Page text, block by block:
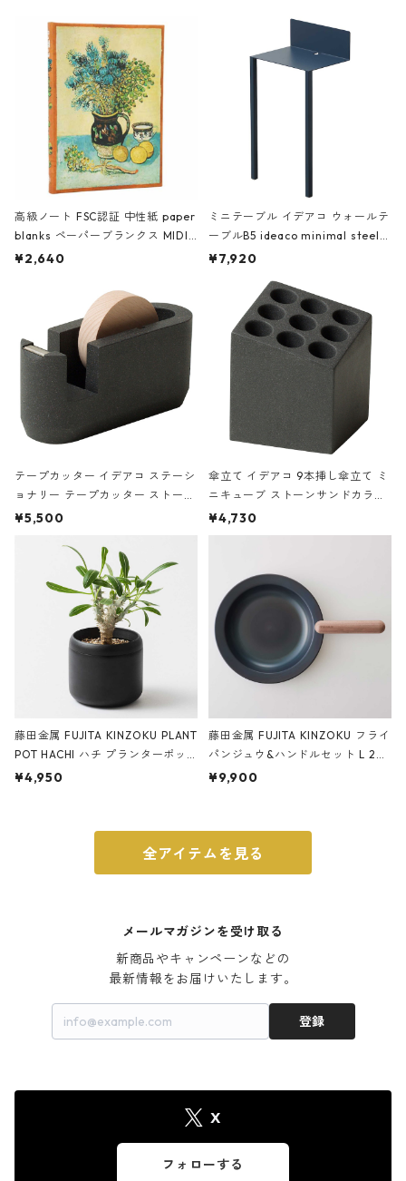
高級ノート FSC認証 中性紙 paper
blanks ペーパーブランクス MIDI
ハードカバー 罫線 ヴァン・ゴッホ
¥2,640
ミニテーブル イデアコ ウォールテ
ーブルB5 ideaco minimal steel f
urniture WALL Table B5 ネイビー
¥7,920
テープカッター イデアコ ステーシ
ョナリー テープカッター ストーン
サンドカラー 石調 ideaco Station
¥5,500
傘立て イデアコ 9本挿し傘立て ミ
ニキューブ ストーンサンドカラー
石調 ideaco Umbrella Stand CUB
E ストーンサンドブラック
¥4,730
藤田金属 FUJITA KINZOKU PLANT
POT HACHI ハチ プランターポッ
ト 3号 ブラック
¥4,950
藤田金属 FUJITA KINZOKU フライ
パンジュウ&ハンドルセット L 24c
m ガス火・IH対応 鉄フライパン
¥9,900
全アイテムを見る
メールマガジンを受け取る
新商品やキャンペーンなどの
最新情報をお届けいたします。
登録
X
フォローする